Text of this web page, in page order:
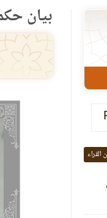
بيان
القراء